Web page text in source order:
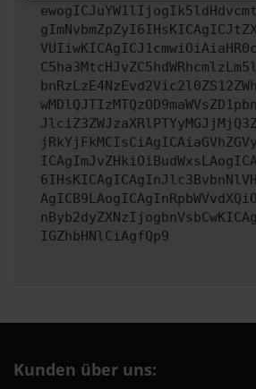
IGZhbHNlCiAgfQp9
Kunden über uns: